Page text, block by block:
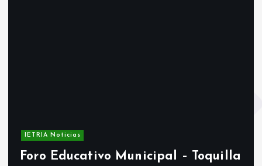
IETRIA Noticias
Foro Educativo Municipal – Toquilla